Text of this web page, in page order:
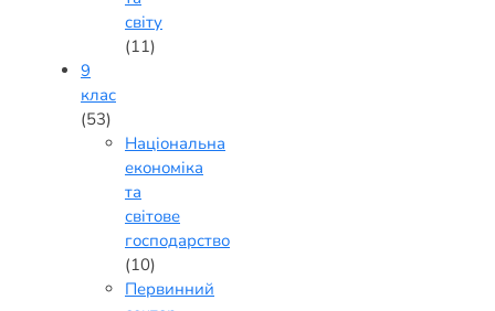
світу
(11)
9
клас
(53)
Національна
економіка
та
світове
господарство
(10)
Первинний